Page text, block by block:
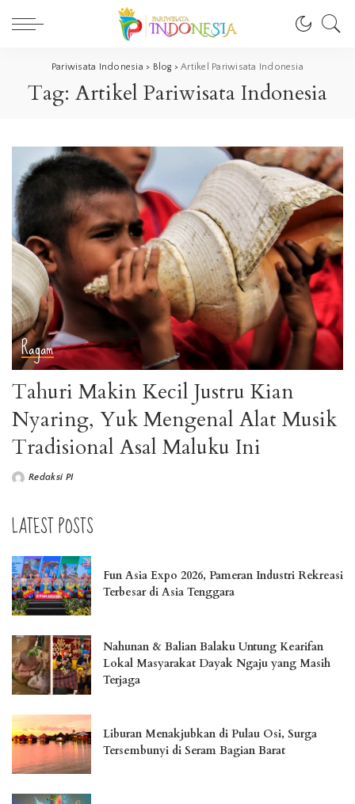
Pariwisata Indonesia > Blog >Artikel Pariwisata Indonesia
Tag: Artikel Pariwisata Indonesia
Ragam
Tahuri Makin Kecil Justru Kian
Nyaring, Yuk Mengenal Alat Musik
Tradisional Asal Maluku Ini
Redaksi PI
LATEST POSTS
Fun Asia Expo 2026, Pameran Industri Rekreasi
Terbesar di Asia Tenggara
Nahunan & Balian Balaku Untung Kearifan
Lokal Masyarakat Dayak Ngaju yang Masih
Terjaga
Liburan Menakjubkan di Pulau Osi, Surga
Tersembunyi di Seram Bagian Barat